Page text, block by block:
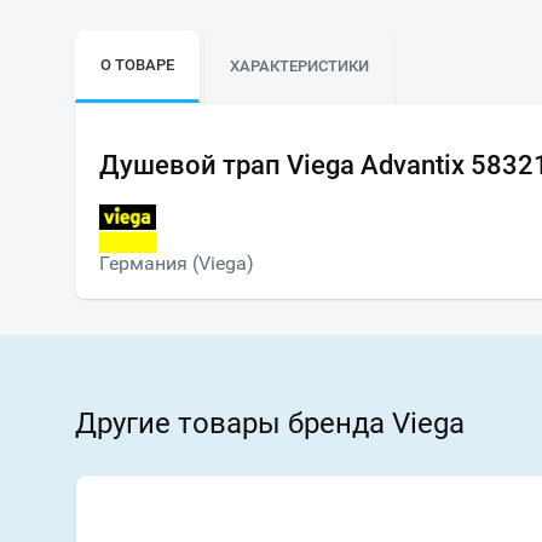
О ТОВАРЕ ХАРАКТЕРИСТИКИ
Душевой трап Viega Advantix
Германия (Viega)
Другие товары бренда Viega